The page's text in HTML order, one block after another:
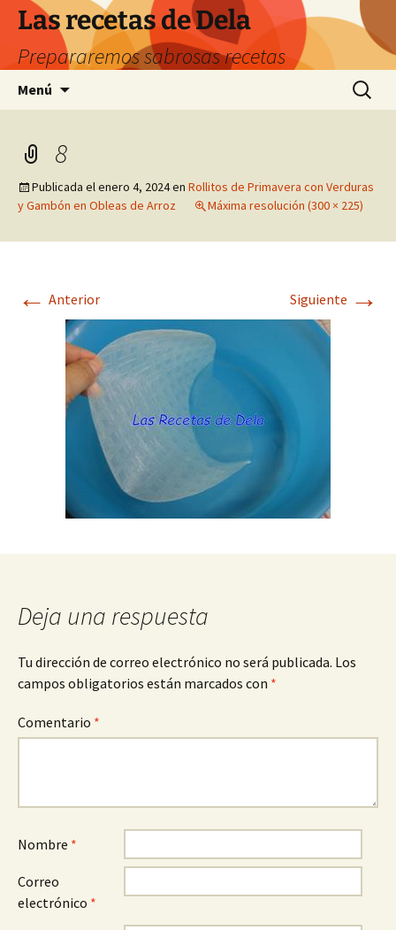
Saltar
contenido
Las recetas de Dela
Prepararemos sabrosas recetas
Menú Buscar:
8
Publicada elenero 4, 2024en Rollitos de Primavera con Verduras
y Gambón en Obleas de Arroz
Máxima resolución (300 × 225)
← Anterior Siguiente →
Deja una respuesta
Tu dirección de correo electrónico no será publicada. Los
campos obligatorios están marcados con *
Comentario *
Nombre *
Correo
electrónico *